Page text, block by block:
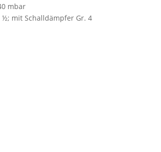
mbar
mit Schalldämpfer Gr. 4